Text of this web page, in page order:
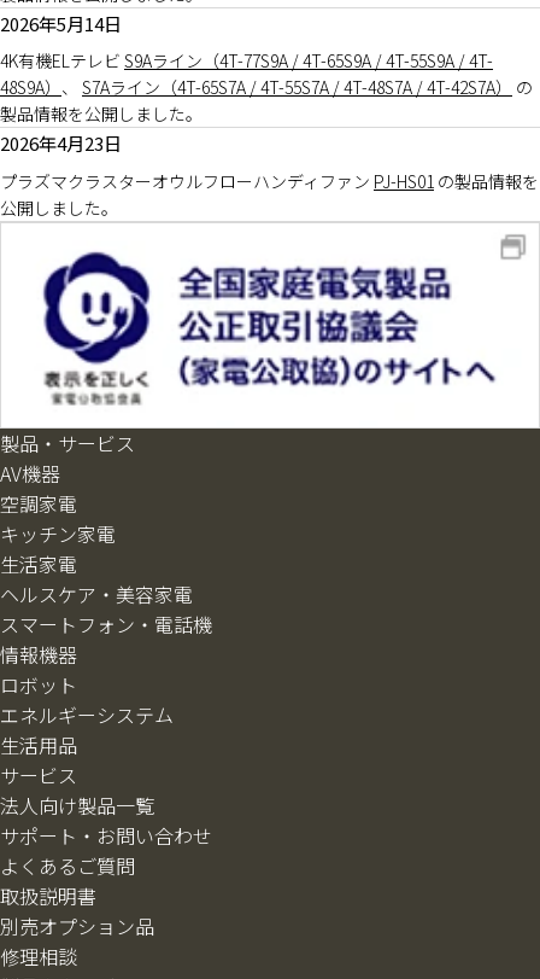
2026年5月14日
4K有機ELテレビ S9Aライン（4T-77S9A / 4T-65S9A / 4T-55S9A / 4T-
48S9A） 、 S7Aライン（4T-65S7A / 4T-55S7A / 4T-48S7A / 4T-42S7A）
の
製品情報を公開しました。
2026年4月23日
プラズマクラスターオウルフローハンディファン PJ-HS01 の製品情報を
公開しました。
製品・サービス
AV機器
空調家電
キッチン家電
生活家電
ヘルスケア・美容家電
スマートフォン・電話機
情報機器
ロボット
エネルギーシステム
生活用品
サービス
法人向け製品一覧
サポート・お問い合わせ
よくあるご質問
取扱説明書
別売オプション品
修理相談